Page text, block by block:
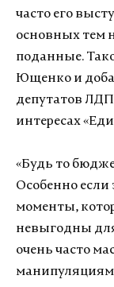
часто его
основных тем
поданные.
Ющенко и
депутатов
интересах
«Будь то
Особенно если
моменты,
невыгодны
очень часто